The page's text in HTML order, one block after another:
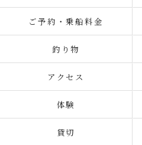
ご予約・乗船料金
釣り物
アクセス
体験
貸切